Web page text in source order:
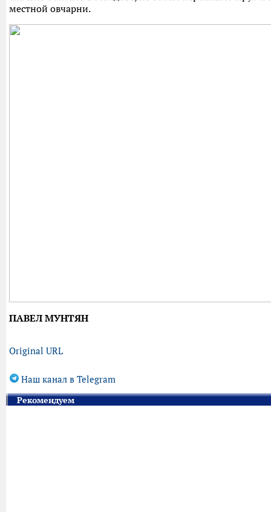
местной овчарни.
ПАВЕЛ МУНТЯН
Original URL
Наш канал в Telegram
Рекомендуем